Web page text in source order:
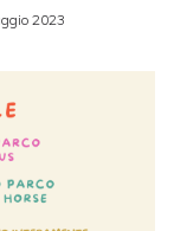
2023